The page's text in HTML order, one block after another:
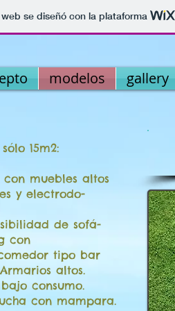
se diseñó con la plataforma
15m2:
muebles altos
y electrodo-
de sofá-
con
tipo bar
altos.
consumo.
con mampara.
modelos gallery